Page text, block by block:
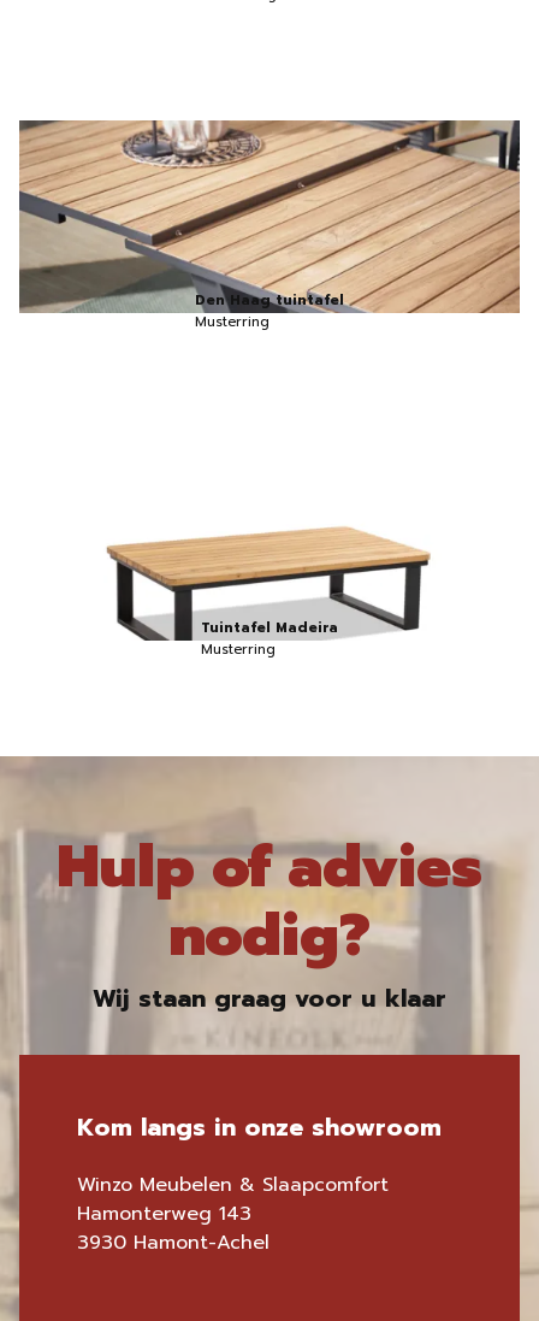
Den Haag tuintafel
Musterring
Tuintafel Madeira
Musterring
Hulp of advies
nodig?
Wij staan graag voor u klaar
Kom langs in onze showroom
Winzo Meubelen & Slaapcomfort
Hamonterweg 143
3930 Hamont-Achel